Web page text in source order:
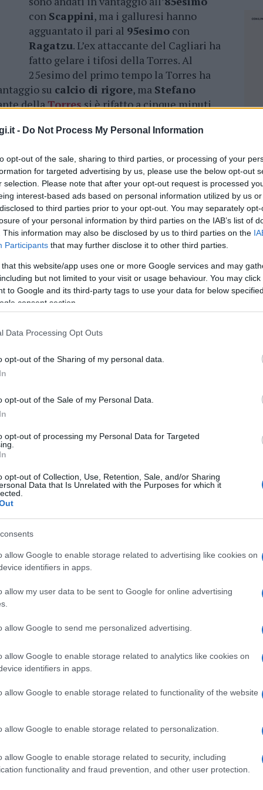
- Do Not Process My Personal Information
opt-out of the sale, sharing to third parties, or processing of your
for targeted advertising by us, please use the below opt-out
selection. Please note that after your opt-out request is processed
interest-based ads based on personal information utilized by us
to third parties prior to your opt-out. You may separately
of your personal information by third parties on the IAB’s list of
This information may also be disclosed by us to third parties on the
Participants that may further disclose it to other third parties.
that this website/app uses one or more Google services and may
but not limited to your visit or usage behaviour. You may
to Google and its third-party tags to use your data for below
consent section.
Data Processing Opt Outs
opt-out of the Sharing of my personal data.
opt-out of the Sale of my Personal Data.
opt-out of processing my Personal Data for Targeted
opt-out of Collection, Use, Retention, Sale, and/or Sharing
Data that Is Unrelated with the Purposes for which it
allow Google to enable storage related to advertising like cookies on
identifiers in apps.
allow my user data to be sent to Google for online advertising
allow Google to send me personalized advertising.
allow Google to enable storage related to analytics like cookies on
identifiers in apps.
allow Google to enable storage related to functionality of the website
allow Google to enable storage related to personalization.
allow Google to enable storage related to security, including
functionality and fraud prevention, and other user protection.
con Scappini, ma i galluresi hanno
agguantato il pari al 95esimo con
Ragatzu. L’ex attaccante del Cagliari ha
fatto gelare i tifosi della Torres. Al
25esimo del primo tempo la Torres ha
su calcio di rigore, ma Stefano
dellaTorressi è rifatto a cinque minuti
un
Olbia, disagi dopo il derby con la
e ha cominciato a sentire il profumo
è arrivata la beffa con una girata diDaniele
parità. Dopo dieci giornate di campionato i
e sono al quinto risultato utile consecutivo
ultimocon 7 punti l’Olbiache arrivava da
classifica del girone B dellaSerie C.
cliccandoqui
nella sezione
Serie C Olbia Torres-Olbia
i tuoi video e le tue foto
+39 345 356 7512
di GalluraOggi.it
news daGoogle News